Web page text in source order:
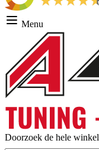
Menu
Doorzoek de hele winkel